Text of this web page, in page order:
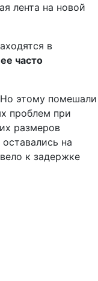
лента на новой
в
часто
Но этому помешали
проблем при
размеров
на
к задержке